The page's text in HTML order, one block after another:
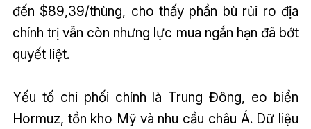
đến $89,39/thùng, cho thấy phần bù rủi ro địa
chính trị vẫn còn nhưng lực mua ngắn hạn đã bớt
quyết liệt.
Yếu tố chi phối chính là Trung Đông, eo biển
Hormuz, tồn kho Mỹ và nhu cầu châu Á. Dữ liệu